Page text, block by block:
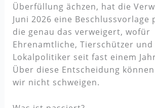
Überfüllung ächzen, hat die
Juni 2026 eine Beschlussvorlage
die genau das verweigert, wofür
Ehrenamtliche, Tierschützer
Lokalpolitiker seit fast einem
Über diese Entscheidung
wir nicht schweigen.